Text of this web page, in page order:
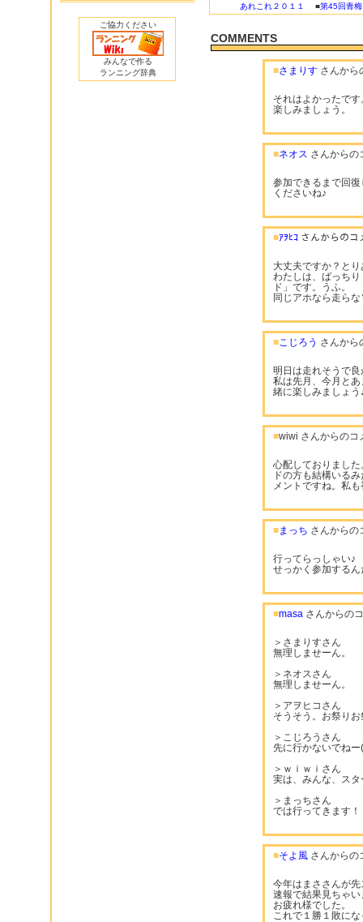
ご協力ください
みんなで作る
ランニング辞典
あれこれ２０１１
■第45回青
COMMENTS
■さまりす さんから
それはよかったで
楽しみましょう。
■ネオス さんからの
参加できるまで回
くださいね♪
■ｱｦﾋｺ さんからのコ
大丈夫ですか？と
わたしは、ばっち
ド」です。うふ。
同じアホなら走ら
■こじろう さんから
明日は走れそうで
私は先月、今月と
緒に楽しみましょう
■wiwi さんからのコ
心配しておりまし
ドの方も結構いる
メントですね。私
■まっち さんからの
行ってらっしゃい♪
せっかく参加する
■masa さんからの
＞さまりすさん
無理しませーん。
＞ネオスさん
無理しませーん。
＞アヲヒコさん
そうそう。お祭りお
＞こじろうさん
先に行かないでね
＞ｗｉｗｉさん
実は、みんな、ス
＞まっちさん
では行ってきます！
■そよ風 さんからの
今年はまささんが
速報で結果見ちゃ
お疲れ様でした。
これで１勝１敗に